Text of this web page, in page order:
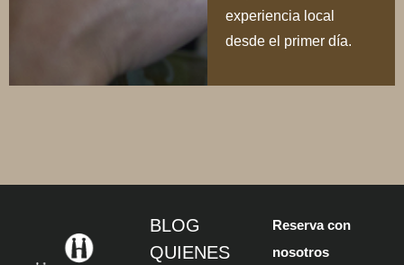
experiencia local
desde el primer día.
BLOG
QUIENES
Reserva con
nosotros